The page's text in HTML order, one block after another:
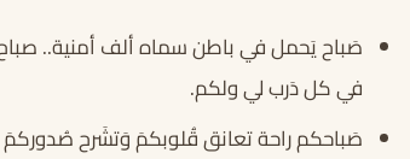
صَباح يَحمل في باطن سماه ألف أمنية..
في كل دَرب لي ولكم.
صَباحكم راحة تعانق قُلوبكمَ وَتشَرح صُدوركمَ